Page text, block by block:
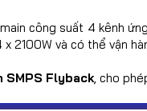
công suất 4 kênh
2100W và có thể vận
SMPS Flyback , cho